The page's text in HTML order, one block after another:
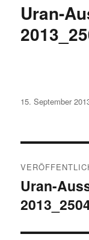
Uran-
Veröffentlicht
15. September
Uran-